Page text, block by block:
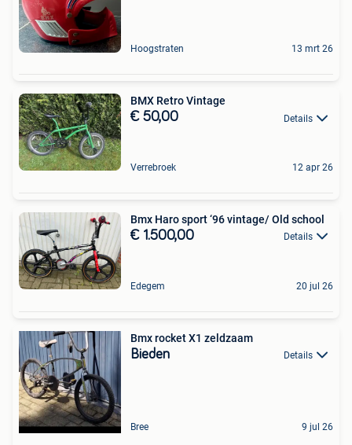
Hoogstraten 13 mrt 26
BMX Retro Vintage
€ 50,00 Details
Verrebroek 12 apr 26
Bmx Haro sport ‘96 vintage/ Old school
€ 1.500,00 Details
Edegem 20 jul 26
Bmx rocket X1 zeldzaam
Bieden Details
Bree 9 jul 26